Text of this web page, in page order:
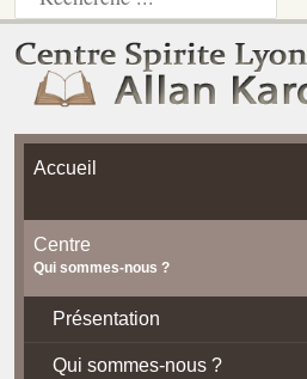
Accueil
Centre
Qui sommes-nous ?
Présentation
Qui sommes-nous ?